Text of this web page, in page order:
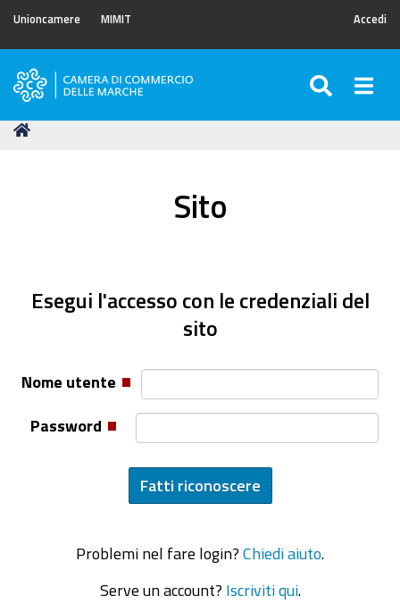
Unioncamere MIMIT Accedi
Camera
Commercio
Tu
Sito
Esegui l'accesso con le credenziali del
sito
Nome utente
Password
Problemi nel fare login? Chiedi aiuto
Serve un account? Iscriviti qui.